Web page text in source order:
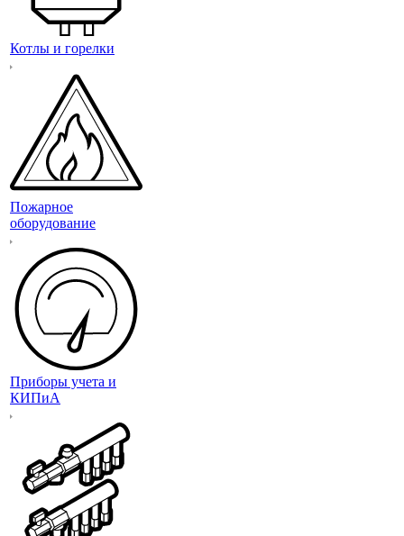
Котлы и горелки
Пожарное
оборудование
Приборы учета и
КИПиА